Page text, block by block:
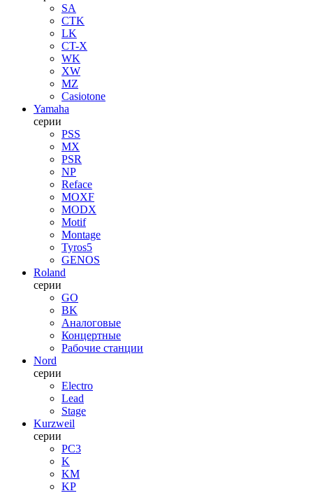
SA
CTK
LK
CT-X
WK
XW
MZ
Casiotone
Yamaha
серии
PSS
MX
PSR
NP
Reface
MOXF
MODX
Motif
Montage
Tyros5
GENOS
Roland
серии
GO
BK
Аналоговые
Концертные
Рабочие станции
Nord
серии
Electro
Lead
Stage
Kurzweil
серии
PC3
K
KM
KP